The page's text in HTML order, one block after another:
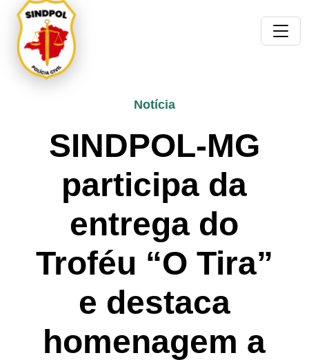
Notícia
SINDPOL-MG
participa da
entrega do
Troféu “O Tira”
e destaca
homenagem a